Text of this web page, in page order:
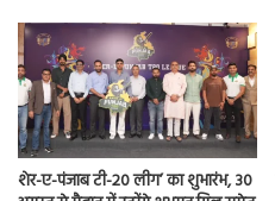
शेर-ए-पंजाब टी-20 लीग’ का शुभारंभ, 30